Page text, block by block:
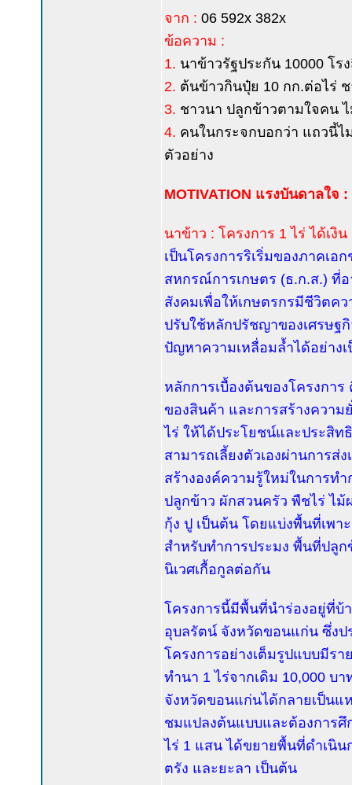
จาก : 06 592x 382x
ข้อความ :
1. นาข้าวรัฐประกัน 10000 โร
2. ต้นข้าวกินปุ๋ย 10 กก.ต่อไร่
3. ชาวนา ปลูกข้าวตามใจคน
4. คนในกระจกบอกว่า แถวนี้
ตัวอย่าง
MOTIVATION แรงบันดาลใจ :
นาข้าว : โครงการ 1 ไร่ ได้เงิ
เป็นโครงการริเริ่มของภาคเ
สหกรณ์การเกษตร (ธ.ก.ส.) ที่
สังคมเพื่อให้เกษตรกรมีชีวิตค
ปรับใช้หลักปรัชญาของเศรษฐ
ปัญหาความเหลื่อมล้ำได้อย่าง
หลักการเบื้องต้นของโครงกา
ของสินค้า และการสร้างความ
ไร่ ให้ได้ประโยชน์และประสิ
สามารถเลี้ยงตัวเองผ่านการ
สร้างองค์ความรู้ใหม่ในการท
ปลูกข้าว ผักสวนครัว พืชไร่ ไม้
กุ้ง ปู เป็นต้น โดยแบ่งพื้นที่เพ
สำหรับทำการประมง พื้นที่ปลูก
นิเวศเกื้อกูลต่อกัน
โครงการนี้มีพื้นที่นำร่องอยู่ที่บ้
อุบลรัตน์ จังหวัดขอนแก่น ซึ่งป
โครงการอย่างเต็มรูปแบบมีร
ทำนา 1 ไร่จากเดิม 10,000 บ
จังหวัดขอนแก่นได้กลายเป็นแ
ชมแปลงต้นแบบและต้องการ
ไร่ 1 แสน ได้ขยายพื้นที่ดำเนิน
ตรัง และยะลา เป็นต้น